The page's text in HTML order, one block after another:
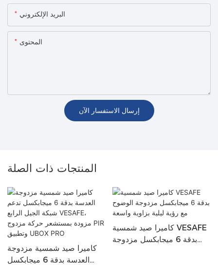
البريد الإلكتروني
المحتوى
إرسال الاستفسار الآن
المنتجات ذات الصلة
كاميرا صيد شمسية مزدوجة
العدسة بدقة 6 ميجابكسل
كاميرا صيد شمسية VESAFE
بدقة 6 ميجابكسل مزدوجة